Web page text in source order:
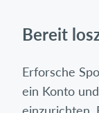
Bereit
Erforsche
ein Konto